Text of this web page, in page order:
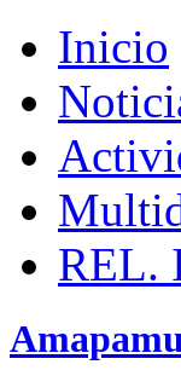
Inicio
REL.